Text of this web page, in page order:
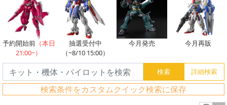
予約開始前（本日
21:00~）
抽選受付中
（~8/10 15:00）
今月発売 今月再販
検索条件をカスタムクイック検索に保存